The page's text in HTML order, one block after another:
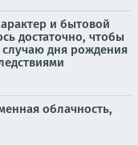
и бытовой
достаточно, чтобы
случаю дня рождения
облачность,